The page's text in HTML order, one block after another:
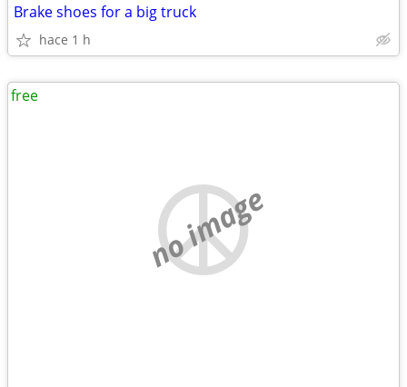
Brake shoes for a big truck
hace 1 h
no image
free